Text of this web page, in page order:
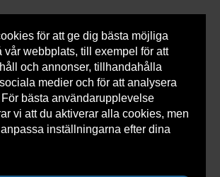
för att ge dig bästa möjliga
vår webbplats, till exempel för att
och annonser, tillhandahålla
medier och för att analysera
bästa användarupplevelse
vi att du aktiverar alla cookies, men
inställningarna efter dina
0 varorSnabborder
> Kyla > Rörkopplingar
> Pressvinkel Secur AT 5153-